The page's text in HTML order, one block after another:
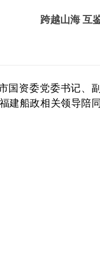
跨越山海 互
国资委党委书记、
建船政相关领导陪